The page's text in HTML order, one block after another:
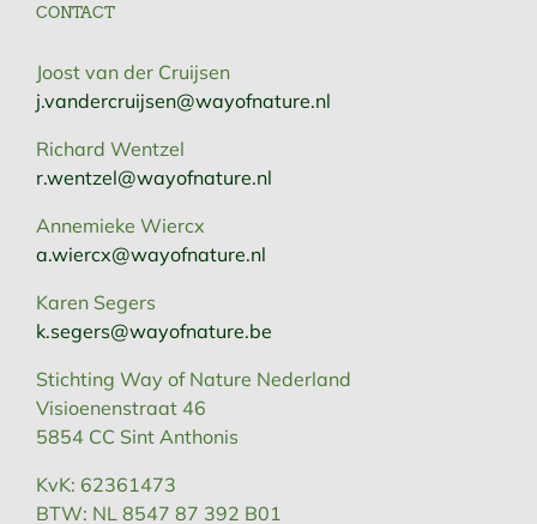
CONTACT
Joost van der Cruijsen
j.vandercruijsen@wayofnature.nl
Richard Wentzel
r.wentzel@wayofnature.nl
Annemieke Wiercx
a.wiercx@wayofnature.nl
Karen Segers
k.segers@wayofnature.be
Stichting Way of Nature Nederland
Visioenenstraat 46
5854 CC Sint Anthonis
KvK: 62361473
BTW: NL 8547 87 392 B01